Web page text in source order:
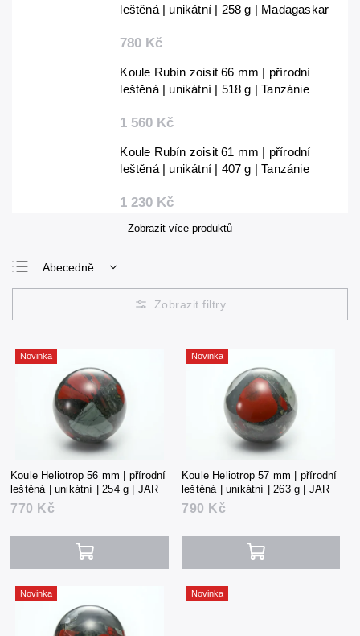
leštěná | unikátní | 258 g | Madagaskar
780 Kč
Koule Rubín zoisit 66 mm | přírodní
leštěná | unikátní | 518 g | Tanzánie
1 560 Kč
Koule Rubín zoisit 61 mm | přírodní
leštěná | unikátní | 407 g | Tanzánie
1 230 Kč
Zobrazit více produktů
Abecedně
Nejlevnější
Nejdražší
Novinka
Koule Heliotrop 56 mm | přírodní
leštěná | unikátní | 254 g | JAR
770 Kč
Novinka
Koule Heliotrop 57 mm | přírodní
leštěná | unikátní | 263 g | JAR
790 Kč
Novinka Novinka